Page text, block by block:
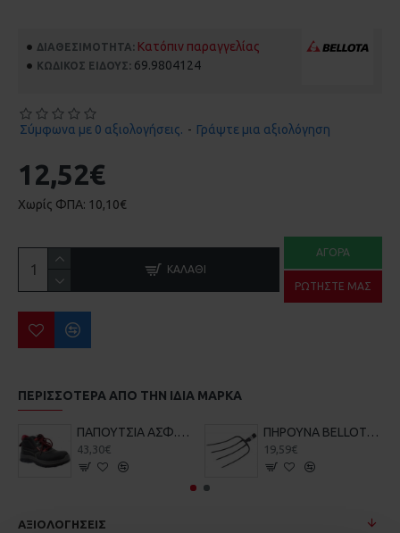
ΔΙΑΘΕΣΙΜΌΤΗΤΑ: Κατόπιν παραγγελίας
ΚΩΔΙΚΌΣ ΕΊΔΟΥΣ: 69.9804124
Σύμφωνα με 0 αξιολογήσεις. - Γράψτε μια αξιολόγηση
12,52€
Χωρίς ΦΠΑ: 10,10€
ΚΑΛΆΘΙ
ΑΓΟΡΆ
ΡΩΤΉΣΤΕ ΜΑΣ
ΠΕΡΙΣΣΌΤΕΡΑ ΑΠΌ ΤΗΝ ΙΔΙΑ ΜΆΡΚΑ
ΠΑΠΟΥΤΣΙΑ ΑΣΦ.ΕΡΓΑΣΙΑΣ BELLOTA 72300
43,30€
ΠΗΡΟΥΝΑ BELLOTA 901-4
19,59€
ΑΞΙΟΛΟΓΉΣΕΙΣ